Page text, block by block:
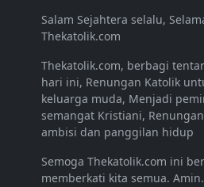
Salam Sejahtera selalu,
Thekatolik.com
Thekatolik.com, berbagi
hari ini, Renungan Katolik
keluarga muda, Menjadi
semangat Kristiani,
ambisi dan panggilan hidup
Semoga Thekatolik.com ini
memberkati kita semua. Amin.